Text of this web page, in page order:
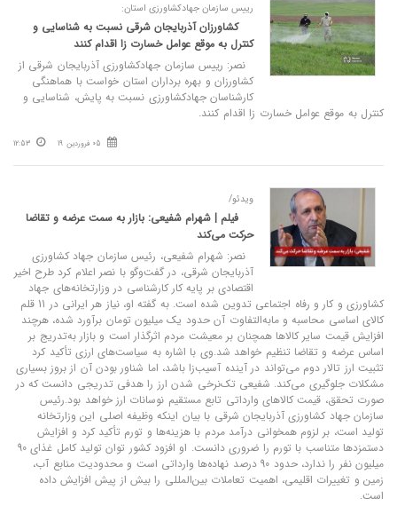
رییس سازمان جهادکشاورزی استان:
کشاورزان آذربایجان‌ شرقی نسبت به شناسایی و
کنترل به‌ موقع عوامل خسارت‌ زا اقدام کنند
نصر: رییس سازمان جهادکشاورزی آذربایجان شرقی از
کشاورزان و بهره برداران استان خواست با هماهنگی
کارشناسان جهادکشاورزی نسبت به پایش، شناسایی و
کنترل به موقع عوامل خسارت زا اقدام کنند.
05 فروردین 19 12:53
ویدئو/
فیلم | شهرام شفیعی: بازار به سمت عرضه و تقاضا
حرکت می‌کند
نصر: شهرام شفیعی، رئیس سازمان جهاد کشاورزی
آذربایجان شرقی، در گفت‌وگو با نصر اعلام کرد طرح اخیر
اقتصادی بر پایه کار کارشناسی در وزارتخانه‌های جهاد
کشاورزی و کار و رفاه اجتماعی تدوین شده است. به گفته او، نیاز هر ایرانی در 11 قلم
کالای اساسی محاسبه و مابه‌التفاوت آن حدود یک میلیون تومان برآورد شده، هرچند
افزایش قیمت سایر کالاها همچنان بر معیشت مردم اثرگذار است و بازار به‌تدریج بر
اساس عرضه و تقاضا تنظیم خواهد شد.وی با اشاره به سیاست‌های ارزی تأکید کرد
تثبیت ارز تالار دوم می‌تواند در آینده آسیب‌زا باشد، اما شناور بودن آن از بروز بسیاری
مشکلات جلوگیری می‌کند. شفیعی تک‌نرخی شدن ارز را هدفی تدریجی دانست که در
صورت تحقق، قیمت کالاهای وارداتی تابع مستقیم نوسانات ارز خواهد بود.رئیس
سازمان جهاد کشاورزی آذربایجان شرقی با بیان اینکه وظیفه اصلی این وزارتخانه
تولید است، بر لزوم همخوانی درآمد مردم با هزینه‌ها و تورم تأکید کرد و افزایش
دستمزدها متناسب با تورم را ضروری دانست. او افزود کشور توان تولید کامل غذای 90
میلیون نفر را ندارد، حدود 90 درصد نهاده‌ها وارداتی است و محدودیت منابع آب،
زمین و تغییرات اقلیمی، اهمیت تعاملات بین‌المللی را بیش از پیش افزایش داده
است.